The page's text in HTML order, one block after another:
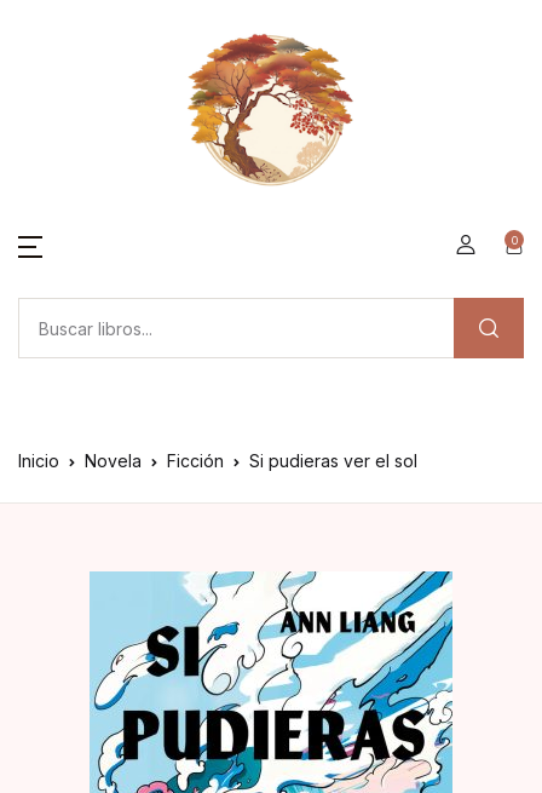
0
Inicio Novela Ficción Si pudieras ver el sol